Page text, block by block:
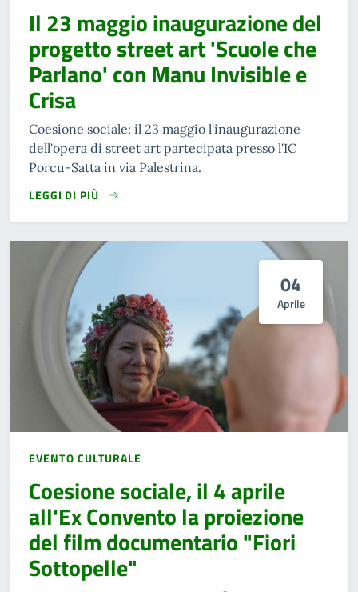
Il 23 maggio inaugurazione del
progetto street art 'Scuole che
Parlano' con Manu Invisible e
Crisa
Coesione sociale: il 23 maggio l'inaugurazione
dell'opera di street art partecipata presso l'IC
Porcu-Satta in via Palestrina.
LEGGI DI PIÙ
04
Aprile
EVENTO CULTURALE
Coesione sociale, il 4 aprile
all'Ex Convento la proiezione
del film documentario "Fiori
Sottopelle"